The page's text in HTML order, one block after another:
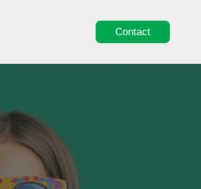
Contact